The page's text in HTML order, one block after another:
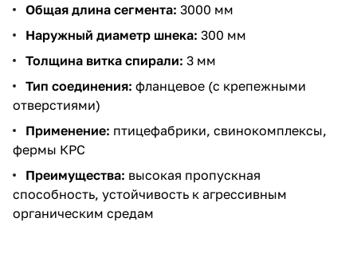
Общая длина сегмента: 3000 мм
Наружный диаметр шнека: 300 мм
Толщина витка спирали: 3 мм
Тип соединения: фланцевое (с крепежными
отверстиями)
Применение: птицефабрики, свинокомплексы,
фермы КРС
Преимущества: высокая пропускная
способность, устойчивость к агрессивным
органическим средам